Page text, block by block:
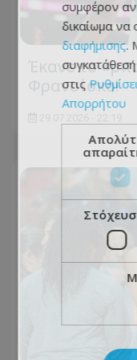
Έκανε το
Φρανσίσκο!
συμφέρον
δικαίωμα να
διαφήμισης.
στις
Απορρήτου